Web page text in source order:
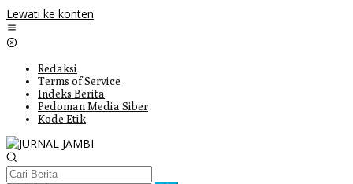
Lewati ke konten
Redaksi
Terms of Service
Indeks Berita
Pedoman Media Siber
Kode Etik